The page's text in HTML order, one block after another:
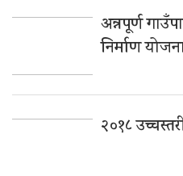
अन्नपूर्ण
निर्माण
२०१८